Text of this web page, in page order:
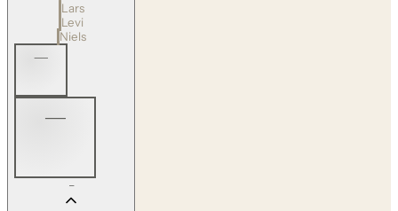
Lars
Levi
Niels
—
—
—